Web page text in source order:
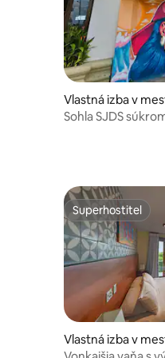
Vlastná izba v
del Sur
Sohla SJDS
Superhostiteľ
Superhostiteľ
Vlastná izba v
n del Sur